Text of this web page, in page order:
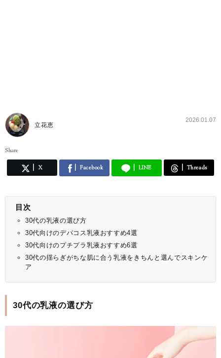
立花恵
2026.01.07
Share
X Facebook LINE Threads
目次
30代の乳液の選び方
30代向けのデパコス乳液おすすめ4選
30代向けのプチプラ乳液おすすめ6選
30代の揺らぎがちな肌に合う乳液をきちんと選んでスキンケ
ア
30代の乳液の選び方